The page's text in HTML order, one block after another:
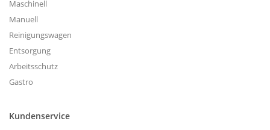
Maschinell
Manuell
Reinigungswagen
Entsorgung
Arbeitsschutz
Gastro
Kundenservice